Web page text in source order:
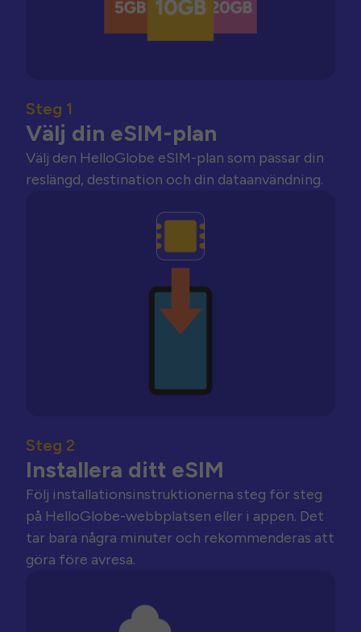
Steg 1
Välj din eSIM-plan
Välj den HelloGlobe eSIM-plan som passar din
reslängd, destination och din dataanvändning.
Steg 2
Installera ditt eSIM
Följ installationsinstruktionerna steg för steg
på HelloGlobe-webbplatsen eller i appen. Det
tar bara några minuter och rekommenderas att
göra före avresa.